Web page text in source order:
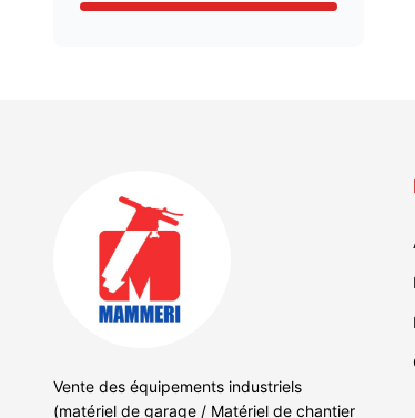
FIX TOP
FLEXBIMEC
GIERRE
GIS
INGCO
Vente des équipements industriels
(matériel de garage / Matériel de chantier